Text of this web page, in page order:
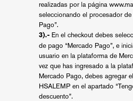
realizadas por la página
seleccionando el procesador
Pago”.
3).- En el checkout debes
de pago “Mercado Pago”, e
usuario en la plataforma de
vez que has ingresado a la
Mercado Pago, debes agregar
HSALEMP en el apartado
descuento”.